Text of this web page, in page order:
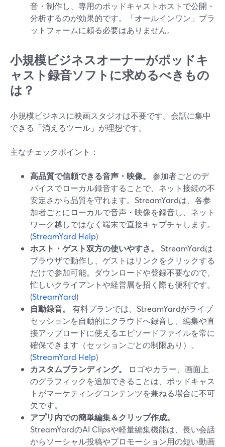
音・制作し、専用のポッドキャストホストで公開・
分析するのが効果的です。「オールインワン」プラ
ットフォームに頼る必要はありません。
小規模ビジネスオーナーがポッドキ
ャスト録音ソフトに求めるべきもの
は？
小規模ビジネスに映画スタジオは不要です。会話に集中
できる「消えるツール」が理想です。
主なチェックポイント：
高品質で信頼できる音声・映像。
参加者ごとのデ
バイスでローカル録音することで、ネット接続の不
安定さから品質を守れます。StreamYardは、各参
加者ごとにローカルで音声・映像を録音し、ネット
ワーク越しではなく端末で直接キャプチャします。
(StreamYard Help)
ホスト・ゲスト双方の使いやすさ。
StreamYardは
ブラウザで動作し、ゲストはリンクをクリックする
だけで参加可能。ダウンロードや登録不要なので、
忙しいクライアントや経営層を招く際も便利です。
(StreamYard)
自動録音。
有料プランでは、StreamYardがライブ
セッションを自動的にクラウドへ録音し、編集や直
接アップロードに使えるエピソードファイルを常に
確保できます（セッションごとの制限あり）。
(StreamYard Help)
カスタムブランディング。
ロゴやカラー、画面上
のグラフィックを追加できることは、ポッドキャス
トがマーケティングコンテンツを兼ねる場合に不可
欠です。
アプリ内での簡単編集＆クリップ作成。
StreamYardのAI Clipsや軽量編集機能は、長い会話
からソーシャル投稿やプロモーション用の短い動画